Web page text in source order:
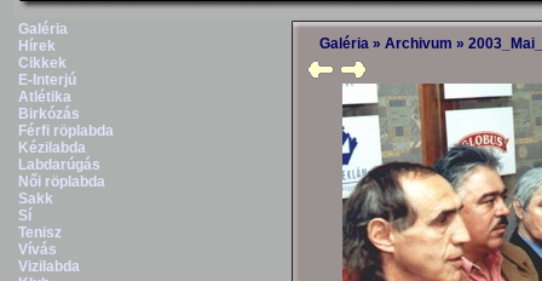
Galéria
Hírek
Cikkek
E-Interjú
Atlétika
Birkózás
Férfi röplabda
Kézilabda
Labdarúgás
Női röplabda
Sakk
Sí
Tenisz
Vívás
Vizilabda
Galéria » Archivum »